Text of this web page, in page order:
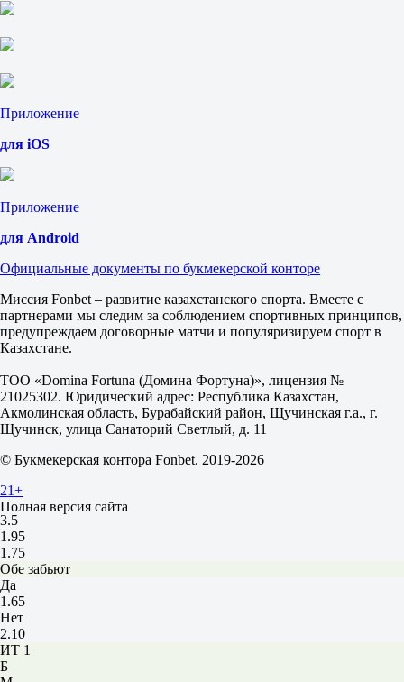
М
1.14
Квинсленд. Премьер-лига
Х
Ипсвич Сити
Капалаба
1.30
6.80
1X
12
X2
1.04
1.08
3.00
Фора
1
2
-1.5
1.83
+1.5
1.87
Тотал
Б
М
3.5
1.95
1.75
Обе забьют
Да
1.65
Нет
2.10
ИТ 1
Б
Приложение
для iOS
Приложение
для Android
Официальные документы по букмекерской конторе
Миссия Fonbet – развитие казахстанского спорта. Вместе с
партнерами мы следим за соблюдением спортивных принципов,
предупреждаем договорные матчи и популяризируем спорт в
Казахстане.
ТОО «Domina Fortuna (Домина Фортуна)», лицензия №
21025302. Юридический адрес: Республика Казахстан,
Акмолинская область, Бурабайский район, Щучинская г.а., г.
Щучинск, улица Санаторий Светлый, д. 11
© Букмекерская контора Fonbet. 2019-2026
21+
Полная версия сайта